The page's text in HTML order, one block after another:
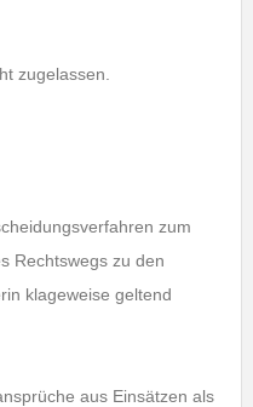
zugelassen.
zum
Rechtswegs zu den
klageweise geltend
aus Einsätzen als